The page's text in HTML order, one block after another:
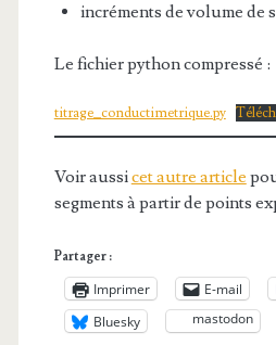
incréments de volume de
Le fichier python compressé :
titrage_conductimetrique.py
Voir aussicet autre article
segments à partir de points
Partager :
Imprimer E-mail
Bluesky
mastodon